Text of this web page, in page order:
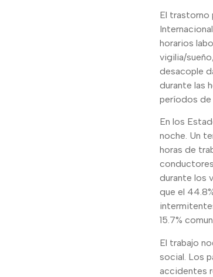
El trastorno
horarios
vigilia/
desacople
durante las
períodos de
En los
noche. Un
horas de
durante los
que el
15.7%
El trabajo
social. Los
accidentes